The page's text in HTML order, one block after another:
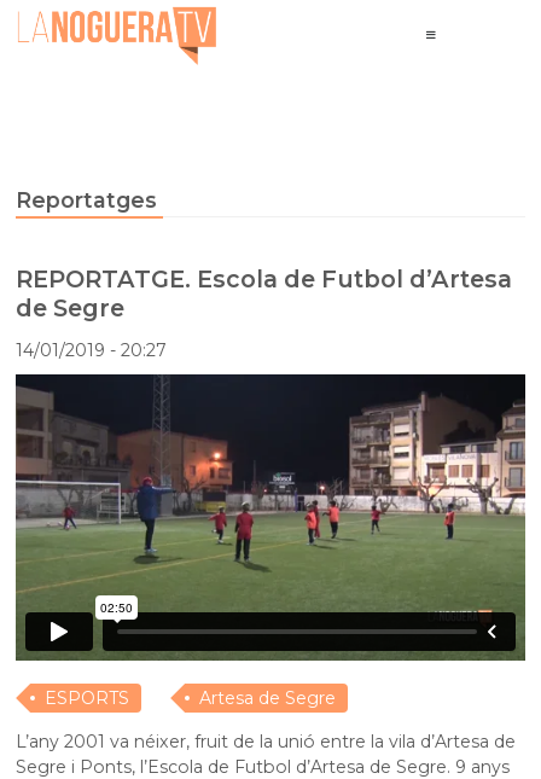
Reportatges
REPORTATGE. Escola de Futbol d’Artesa
de Segre
14/01/2019- 20:27
ESPORTS
Artesa de Segre
L’any 2001 va néixer, fruit de la unió entre la vila d’Artesa de
Segre i Ponts, l’Escola de Futbol d’Artesa de Segre. 9 anys